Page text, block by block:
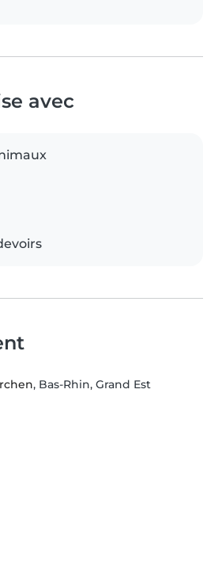
avec
, Bas-Rhin, Grand Est